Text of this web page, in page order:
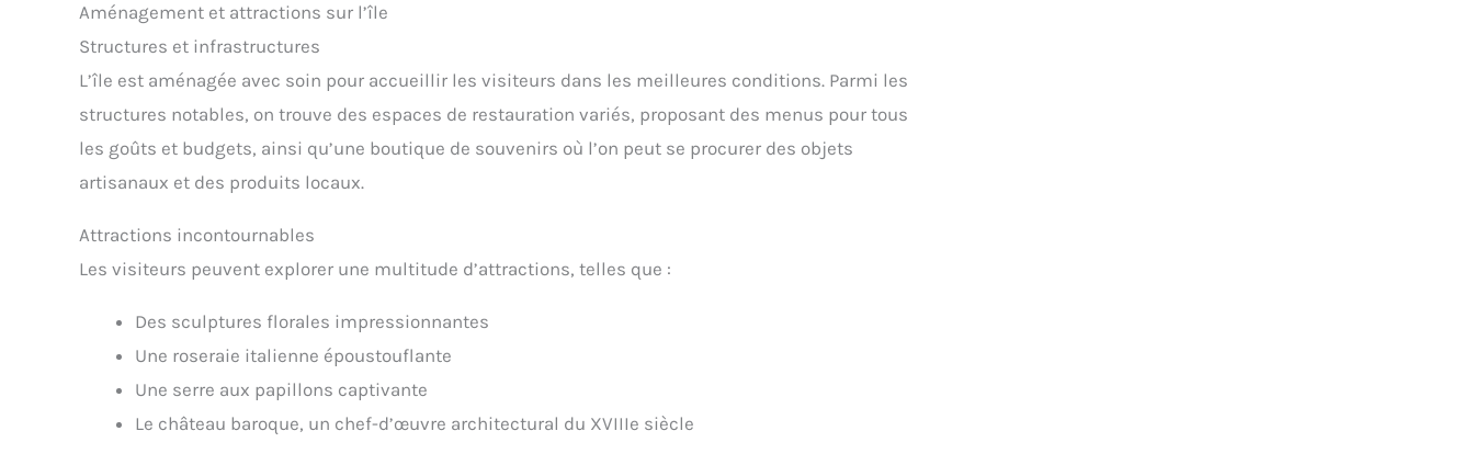
Aménagement et attractions sur l’île
Structures et infrastructures
L’île est aménagée avec soin pour accueillir les visiteurs dans les meilleures conditions. Parmi les
structures notables, on trouve des espaces de restauration variés, proposant des menus pour tous
les goûts et budgets, ainsi qu’une boutique de souvenirs où l’on peut se procurer des objets
artisanaux et des produits locaux.
Attractions incontournables
Les visiteurs peuvent explorer une multitude d’attractions, telles que :
Des sculptures florales impressionnantes
Une roseraie italienne époustouflante
Une serre aux papillons captivante
Le château baroque, un chef-d’œuvre architectural du XVIIIe siècle